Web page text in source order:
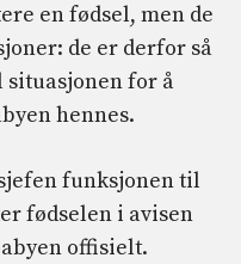
en fødsel, men de
de er derfor så
for å
hennes.
funksjonen til
fødselen i avisen
offisielt.